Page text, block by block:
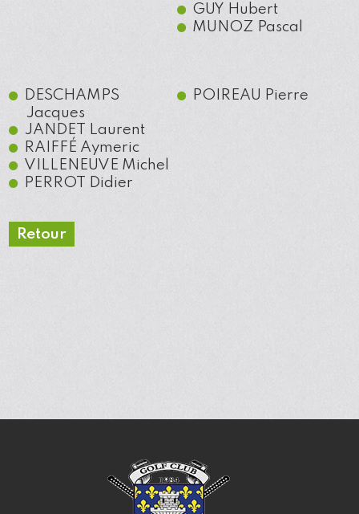
GUY Hubert
MUNOZ Pascal
DESCHAMPS
Jacques
JANDET
Laurent
RAIFFÉ Aymeric
VILLENEUVE Michel
PERROT Didier
POIREAU Pierre
Retour